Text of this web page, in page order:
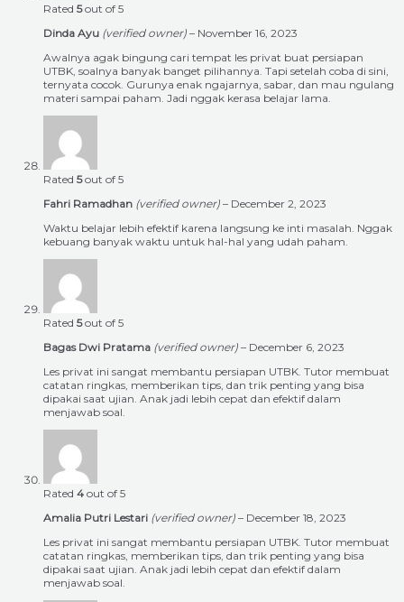
Rated 5out of 5
Dinda Ayu (verified owner) – November 16, 2023
Awalnya agak bingung cari tempat les privat buat persiapan
UTBK, soalnya banyak banget pilihannya. Tapi setelah coba di sini,
ternyata cocok. Gurunya enak ngajarnya, sabar, dan mau ngulang
materi sampai paham. Jadi nggak kerasa belajar lama.
Rated 5out of 5
Fahri Ramadhan (verified owner) – December 2, 2023
Waktu belajar lebih efektif karena langsung ke inti masalah. Nggak
kebuang banyak waktu untuk hal-hal yang udah paham.
Rated 5out of 5
Bagas Dwi Pratama (verified owner) – December 6, 2023
Les privat ini sangat membantu persiapan UTBK. Tutor membuat
catatan ringkas, memberikan tips, dan trik penting yang bisa
dipakai saat ujian. Anak jadi lebih cepat dan efektif dalam
menjawab soal.
Rated 4 out of 5
Amalia Putri Lestari (verified owner) – December 18, 2023
Les privat ini sangat membantu persiapan UTBK. Tutor membuat
catatan ringkas, memberikan tips, dan trik penting yang bisa
dipakai saat ujian. Anak jadi lebih cepat dan efektif dalam
menjawab soal.